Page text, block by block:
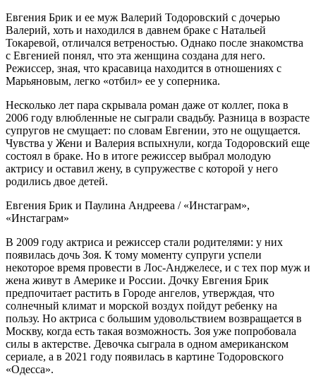
Евгения Брик и ее муж Валерий Тодоровский с дочерью
Валерий, хоть и находился в давнем браке с Натальей
Токаревой, отличался ветреностью. Однако после знакомства
с Евгенией понял, что эта женщина создана для него.
Режиссер, зная, что красавица находится в отношениях с
Марьяновым, легко «отбил» ее у соперника.
Несколько лет пара скрывала роман даже от коллег, пока в
2006 году влюбленные не сыграли свадьбу. Разница в возрасте
супругов не смущает: по словам Евгении, это не ощущается.
Чувства у Жени и Валерия вспыхнули, когда Тодоровский еще
состоял в браке. Но в итоге режиссер выбрал молодую
актрису и оставил жену, в супружестве с которой у него
родились двое детей.
Евгения Брик и Паулина Андреева / «Инстаграм»,
«Инстаграм»
В 2009 году актриса и режиссер стали родителями: у них
появилась дочь Зоя. К тому моменту супруги успели
некоторое время провести в Лос-Анджелесе, и с тех пор муж и
жена живут в Америке и России. Дочку Евгения Брик
предпочитает растить в Городе ангелов, утверждая, что
солнечный климат и морской воздух пойдут ребенку на
пользу. Но актриса с большим удовольствием возвращается в
Москву, когда есть такая возможность. Зоя уже попробовала
силы в актерстве. Девочка сыграла в одном американском
сериале, а в 2021 году появилась в картине Тодоровского
«Одесса».